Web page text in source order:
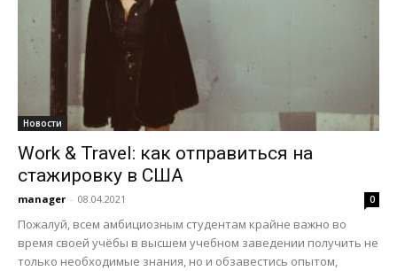
Новости
Work & Travel: как отправиться на
стажировку в США
manager - 08.04.2021 0
Пожалуй, всем амбициозным студентам крайне важно во
время своей учёбы в высшем учебном заведении получить не
только необходимые знания, но и обзавестись опытом,